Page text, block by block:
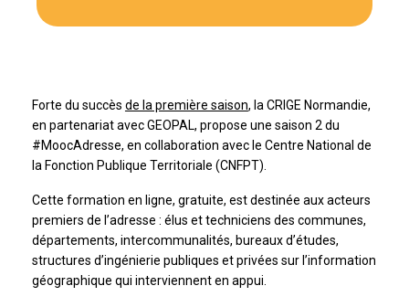
Forte du succès de la première saison, la CRIGE Normandie,
en partenariat avec GEOPAL, propose une saison 2 du
#MoocAdresse, en collaboration avec le Centre National de
la Fonction Publique Territoriale (CNFPT).
Cette formation en ligne, gratuite, est destinée aux acteurs
premiers de l’adresse : élus et techniciens des communes,
départements, intercommunalités, bureaux d’études,
structures d’ingénierie publiques et privées sur l’information
géographique qui interviennent en appui.